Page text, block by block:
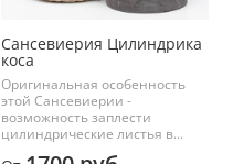
Сансевиерия Цилиндрика
коса
Оригинальная особенность
этой Сансевиерии -
возможность заплести
цилиндрические листья в...